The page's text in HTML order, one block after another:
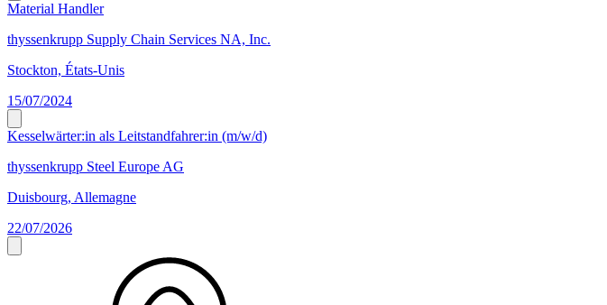
Material Handler
thyssenkrupp Supply Chain Services NA, Inc.
Stockton, États-Unis
15/07/2024
Kesselwärter:in als Leitstandfahrer:in (m/w/d)
thyssenkrupp Steel Europe AG
Duisbourg, Allemagne
22/07/2026